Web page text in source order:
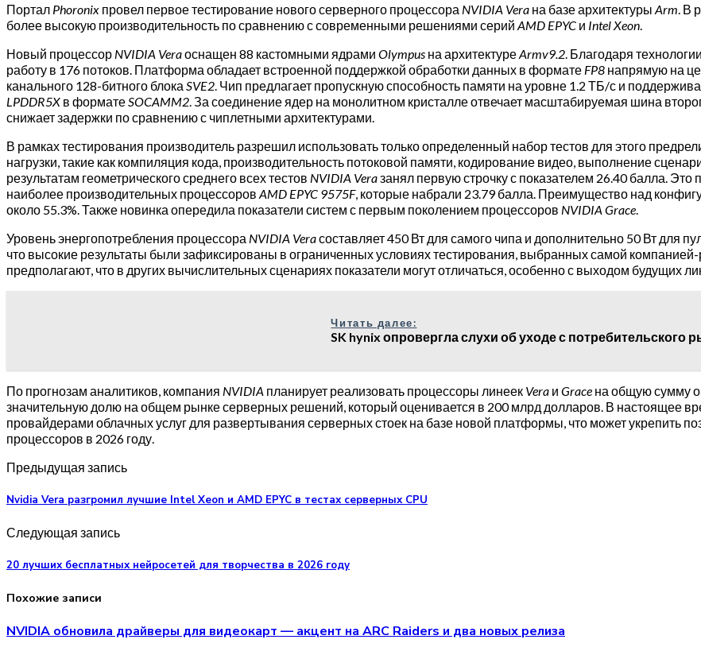
Портал Phoronix провел первое тестирование нового серверного процессора NVIDIA Vera на базе архитектуры Arm. В
более высокую производительность по сравнению с современными решениями серий AMD EPYC и Intel Xeon.
Новый процессор NVIDIA Veraоснащен 88 кастомными ядрами Olympus на архитектуреArmv9.2. Благодаря
работу в 176 потоков. Платформа обладает встроенной поддержкой обработки данных в формате FP8 напрямую на
канального 128-битного блока SVE2. Чип предлагает пропускную способность памяти на уровне 1.2 ТБ/с и
LPDDR5X в форматеSOCAMM2. За соединение ядер на монолитном кристалле отвечает масштабируемая шина
снижает задержки по сравнению с чиплетными архитектурами.
В рамках тестирования производитель разрешил использовать только определенный набор тестов для этого
нагрузки, такие как компиляция кода, производительность потоковой памяти, кодирование видео, выполнение
результатам геометрического среднего всех тестов NVIDIA Veraзанял первую строчку с показателем 26.40 балла.
наиболее производительных процессоров AMD EPYC 9575F, которые набрали 23.79 балла. Преимущество над
около 55.3%. Также новинка опередила показатели систем с первым поколением процессоров NVIDIA Grace.
Уровень энергопотребления процессора NVIDIA Veraсоставляет 450 Вт для самого чипа и дополнительно 50 Вт для
что высокие результаты были зафиксированы в ограниченных условиях тестирования, выбранных самой
предполагают, что в других вычислительных сценариях показатели могут отличаться, особенно с выходом будущих
Читать далее:
SK hynix опровергла слухи об уходе с потребительского
По прогнозам аналитиков, компания NVIDIA планирует реализовать процессоры линеек Vera и Grace на общую сумму
значительную долю на общем рынке серверных решений, который оценивается в 200 млрд долларов. В настоящее
провайдерами облачных услуг для развертывания серверных стоек на базе новой платформы, что может укрепить
процессоров в 2026 году.
Предыдущая запись
Nvidia Vera разгромил лучшие Intel Xeon и AMD EPYC в тестах серверных CPU
Следующая запись
20 лучших бесплатных нейросетей для творчества в 2026 году
Похожие записи
NVIDIA обновила драйверы для видеокарт — акцент на ARC Raiders и два новых релиза